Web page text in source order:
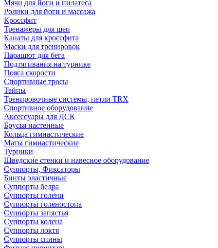
Мячи для йоги и пилатеса
Ролики для йоги и массажа
Кроссфит
Тренажеры для шеи
Канаты для кроссфита
Маски для тренировок
Парашют для бега
Подтягивания на турнике
Пояса скорости
Спортивные тросы
Тейпы
Тренировочные системы, петли TRX
Спортивное оборудование
Аксессуары для ДСК
Брусья настенные
Кольца гимнастические
Маты гимнастические
Турники
Шведские стенки и навесное оборудование
Суппорты, Фиксаторы
Бинты эластичные
Суппорты бедра
Суппорты голени
Суппорты голеностопа
Суппорты запястья
Суппорты колена
Суппорты локтя
Суппорты спины